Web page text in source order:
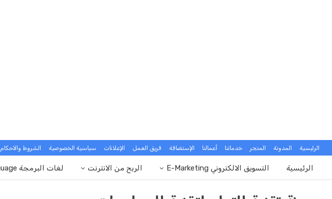
الرئيسية المدونة المتجر خدماتنا أعمالنا الإستضافة فريق العمل الإعلانات سياسية الخصوصية الشروط والاحكام
الرئيسية التسويق الالكتروني E-Marketing الربح من الانترنت لغات البرمجة Programming Language